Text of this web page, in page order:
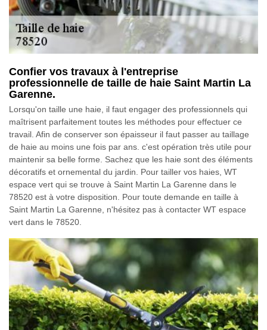
Confier vos travaux à l'entreprise
professionnelle de taille de haie Saint Martin La
Garenne.
Lorsqu'on taille une haie, il faut engager des professionnels qui
maîtrisent parfaitement toutes les méthodes pour effectuer ce
travail. Afin de conserver son épaisseur il faut passer au taillage
de haie au moins une fois par ans. c'est opération très utile pour
maintenir sa belle forme. Sachez que les haie sont des éléments
décoratifs et ornemental du jardin. Pour tailler vos haies, WT
espace vert qui se trouve à Saint Martin La Garenne dans le
78520 est à votre disposition. Pour toute demande en taille à
Saint Martin La Garenne, n'hésitez pas à contacter WT espace
vert dans le 78520.